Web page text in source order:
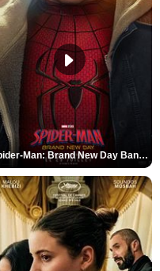
Spider-Man: Brand New Day Bande-annonce VO STFR